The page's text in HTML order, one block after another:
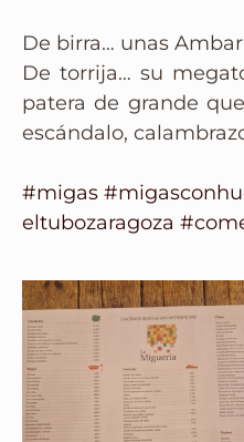
De birra… unas
De torrija… su
patera de grande
escándalo,
#migas
eltubozaragoza